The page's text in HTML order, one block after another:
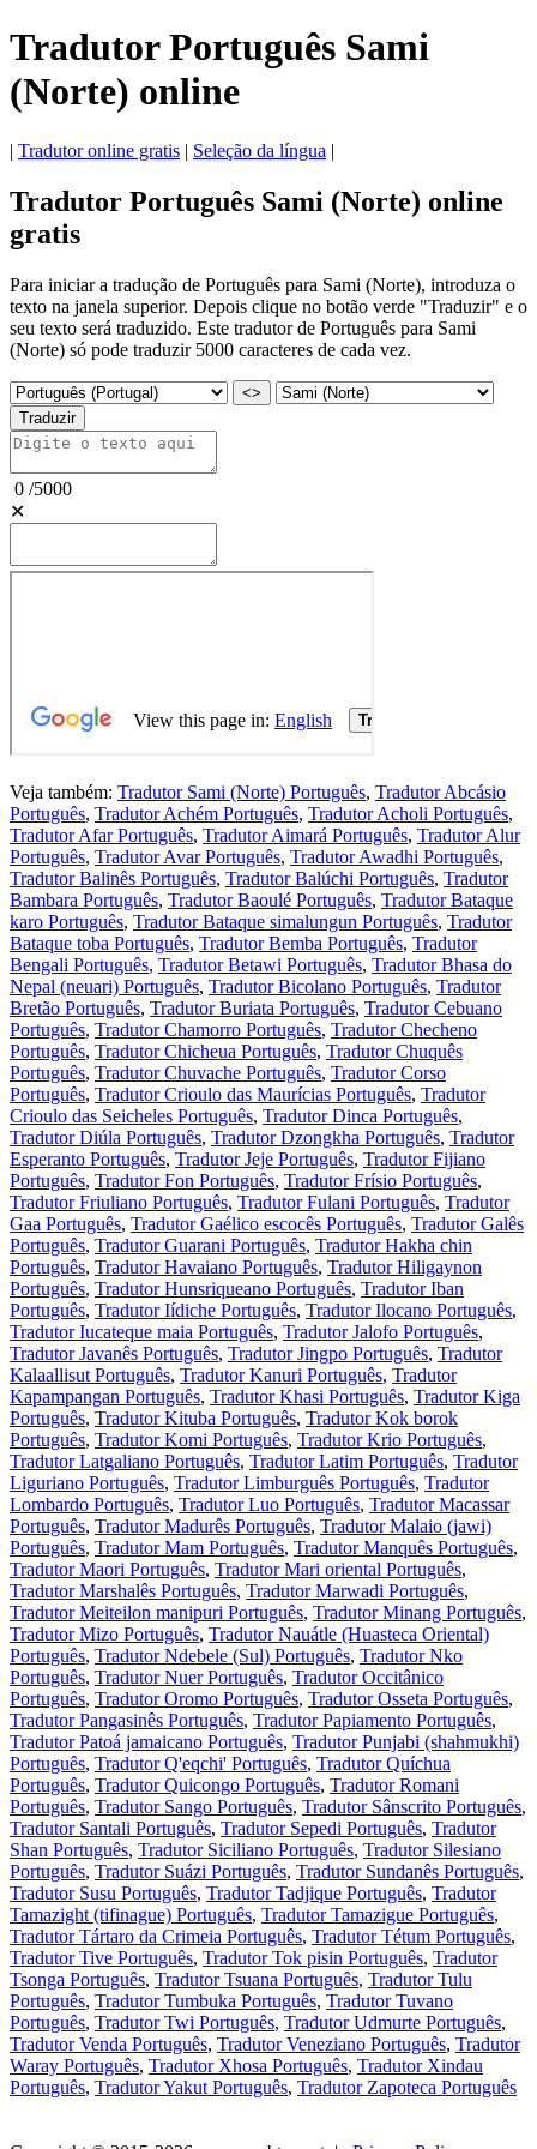
Tradutor Português Sami
(Norte) online
| Tradutor online gratis | Seleção da língua |
Tradutor Português Sami (Norte) online
gratis
Para iniciar a tradução de Português para Sami (Norte), introduza o
texto na janela superior. Depois clique no botão verde "Traduzir" e o
seu texto será traduzido. Este tradutor de Português para Sami
(Norte) só pode traduzir 5000 caracteres de cada vez.
<>
Traduzir
0 /5000
✕
Veja também: Tradutor Sami (Norte) Português, Tradutor Abcásio
Português, Tradutor Achém Português, Tradutor Acholi Português,
Tradutor Afar Português, Tradutor Aimará Português, Tradutor Alur
Português, Tradutor Avar Português, Tradutor Awadhi Português,
Tradutor Balinês Português, Tradutor Balúchi Português, Tradutor
Bambara Português, Tradutor Baoulé Português, Tradutor Bataque
karo Português, Tradutor Bataque simalungun Português, Tradutor
Bataque toba Português, Tradutor Bemba Português, Tradutor
Bengali Português, Tradutor Betawi Português, Tradutor Bhasa do
Nepal (neuari) Português, Tradutor Bicolano Português, Tradutor
Bretão Português, Tradutor Buriata Português, Tradutor Cebuano
Português, Tradutor Chamorro Português, Tradutor Checheno
Português, Tradutor Chicheua Português, Tradutor Chuquês
Português, Tradutor Chuvache Português, Tradutor Corso
Português, Tradutor Crioulo das Maurícias Português, Tradutor
Crioulo das Seicheles Português, Tradutor Dinca Português,
Tradutor Diúla Português, Tradutor Dzongkha Português, Tradutor
Esperanto Português, Tradutor Jeje Português, Tradutor Fijiano
Português, Tradutor Fon Português, Tradutor Frísio Português,
Tradutor Friuliano Português, Tradutor Fulani Português, Tradutor
Gaa Português, Tradutor Gaélico escocês Português, Tradutor Galês
Português, Tradutor Guarani Português, Tradutor Hakha chin
Português, Tradutor Havaiano Português, Tradutor Hiligaynon
Português, Tradutor Hunsriqueano Português, Tradutor Iban
Português, Tradutor Iídiche Português, Tradutor Ilocano Português,
Tradutor Iucateque maia Português, Tradutor Jalofo Português,
Tradutor Javanês Português, Tradutor Jingpo Português, Tradutor
Kalaallisut Português, Tradutor Kanuri Português, Tradutor
Kapampangan Português, Tradutor Khasi Português, Tradutor Kiga
Português, Tradutor Kituba Português, Tradutor Kok borok
Português, Tradutor Komi Português, Tradutor Krio Português,
Tradutor Latgaliano Português, Tradutor Latim Português, Tradutor
Liguriano Português, Tradutor Limburguês Português, Tradutor
Lombardo Português, Tradutor Luo Português, Tradutor Macassar
Português, Tradutor Madurês Português, Tradutor Malaio (jawi)
Português, Tradutor Mam Português, Tradutor Manquês Português,
Tradutor Maori Português, Tradutor Mari oriental Português,
Tradutor Marshalês Português, Tradutor Marwadi Português,
Tradutor Meiteilon manipuri Português, Tradutor Minang Português,
Tradutor Mizo Português, Tradutor Nauátle (Huasteca Oriental)
Português, Tradutor Ndebele (Sul) Português, Tradutor Nko
Português, Tradutor Nuer Português, Tradutor Occitânico
Português, Tradutor Oromo Português, Tradutor Osseta Português,
Tradutor Pangasinês Português, Tradutor Papiamento Português,
Tradutor Patoá jamaicano Português, Tradutor Punjabi (shahmukhi)
Português, Tradutor Q'eqchi' Português, Tradutor Quíchua
Português, Tradutor Quicongo Português, Tradutor Romani
Português, Tradutor Sango Português, Tradutor Sânscrito Português,
Tradutor Santali Português, Tradutor Sepedi Português, Tradutor
Shan Português, Tradutor Siciliano Português, Tradutor Silesiano
Português, Tradutor Suázi Português, Tradutor Sundanês Português,
Tradutor Susu Português, Tradutor Tadjique Português, Tradutor
Tamazight (tifinague) Português, Tradutor Tamazigue Português,
Tradutor Tártaro da Crimeia Português, Tradutor Tétum Português,
Tradutor Tive Português, Tradutor Tok pisin Português, Tradutor
Tsonga Português, Tradutor Tsuana Português, Tradutor Tulu
Português, Tradutor Tumbuka Português, Tradutor Tuvano
Português, Tradutor Twi Português, Tradutor Udmurte Português,
Tradutor Venda Português, Tradutor Veneziano Português, Tradutor
Waray Português, Tradutor Xhosa Português, Tradutor Xindau
Português, Tradutor Yakut Português, Tradutor Zapoteca Português